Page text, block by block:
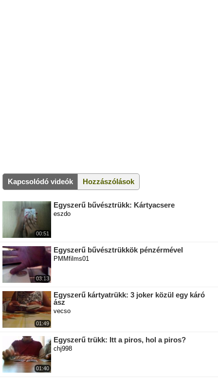
Kapcsolódó videók Hozzászólások
00:51
Egyszerű bűvésztrükk: Kártyacsere
eszdo
03:13
Egyszerű bűvésztrükkök pénzérmével
PMMfilms01
01:49
Egyszerű kártyatrükk: 3 joker közül egy káró
ász
vecso
01:40
Egyszerű trükk: Itt a piros, hol a piros?
chj998